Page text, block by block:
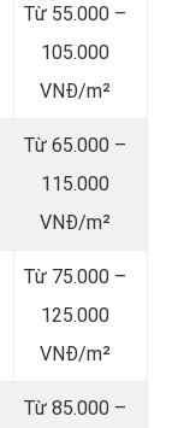
Từ 55.000 –
105.000
VNĐ/m²
Từ 65.000 –
115.000
VNĐ/m²
Từ 75.000 –
125.000
VNĐ/m²
Từ 85.000 –